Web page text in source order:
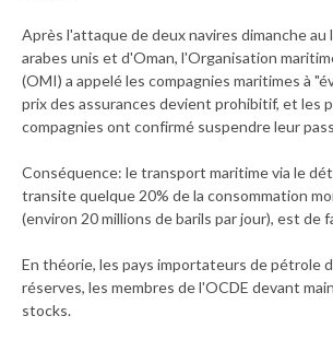
Après l'attaque de deux navires dimanche au
arabes unis et d'Oman, l'Organisation
(OMI) a appelé les compagnies maritimes à
prix des assurances devient prohibitif, et les
compagnies ont confirmé suspendre leur
Conséquence: le transport maritime via le
transite quelque 20% de la consommation
(environ 20 millions de barils par jour), est de
En théorie, les pays importateurs de pétrole
réserves, les membres de l'OCDE devant
stocks.